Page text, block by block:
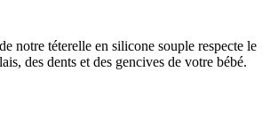
notre téterelle en silicone souple respecte le
des dents et des gencives de votre bébé.